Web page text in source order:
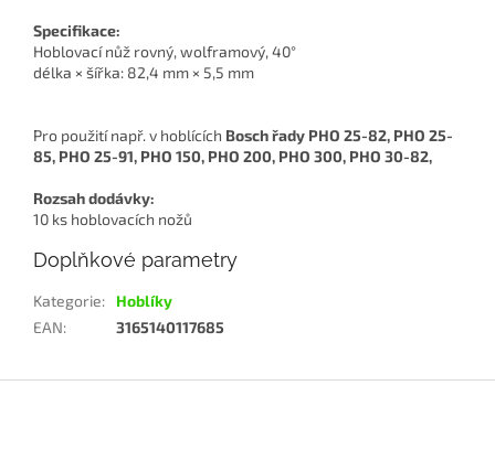
Specifikace:
Hoblovací nůž rovný, wolframový, 40°
délka × šířka: 82,4 mm × 5,5 mm
Pro použití např. v hoblících Bosch řady PHO 25-82, PHO 25-
85, PHO 25-91, PHO 150, PHO 200, PHO 300, PHO 30-82,
Rozsah dodávky:
10 ks hoblovacích nožů
Doplňkové parametry
Kategorie:
Hoblíky
EAN: 3165140117685